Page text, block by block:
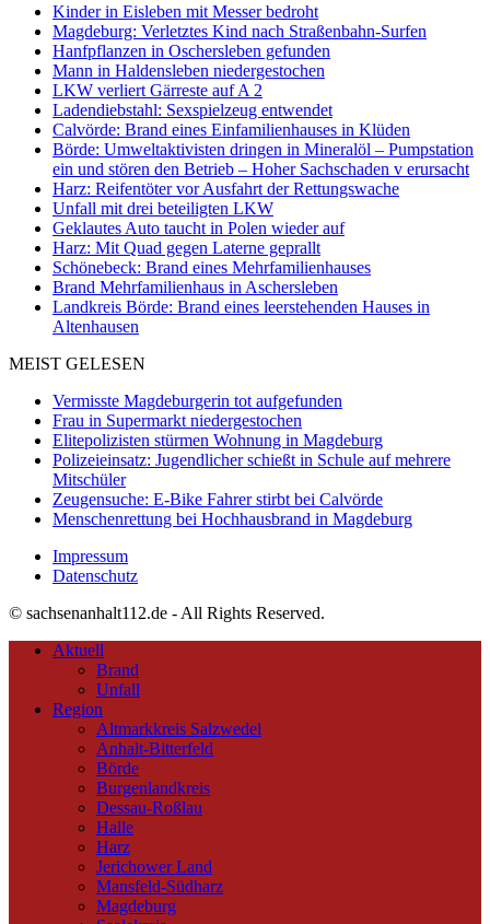
Kinder in Eisleben mit Messer bedroht
Magdeburg: Verletztes Kind nach Straßenbahn-Surfen
Hanfpflanzen in Oschersleben gefunden
Mann in Haldensleben niedergestochen
LKW verliert Gärreste auf A 2
Ladendiebstahl: Sexspielzeug entwendet
Calvörde: Brand eines Einfamilienhauses in Klüden
Börde: Umweltaktivisten dringen in Mineralöl – Pumpstation
ein und stören den Betrieb – Hoher Sachschaden v erursacht
Harz: Reifentöter vor Ausfahrt der Rettungswache
Unfall mit drei beteiligten LKW
Geklautes Auto taucht in Polen wieder auf
Harz: Mit Quad gegen Laterne geprallt
Schönebeck: Brand eines Mehrfamilienhauses
Brand Mehrfamilienhaus in Aschersleben
Landkreis Börde: Brand eines leerstehenden Hauses in
Altenhausen
MEIST GELESEN
Vermisste Magdeburgerin tot aufgefunden
Frau in Supermarkt niedergestochen
Elitepolizisten stürmen Wohnung in Magdeburg
Polizeieinsatz: Jugendlicher schießt in Schule auf mehrere
Mitschüler
Zeugensuche: E-Bike Fahrer stirbt bei Calvörde
Menschenrettung bei Hochhausbrand in Magdeburg
Impressum
Datenschutz
© sachsenanhalt112.de - All Rights Reserved.
Aktuell
Brand
Unfall
Region
Altmarkkreis Salzwedel
Anhalt-Bitterfeld
Börde
Burgenlandkreis
Dessau-Roßlau
Halle
Harz
Jerichower Land
Mansfeld-Südharz
Magdeburg